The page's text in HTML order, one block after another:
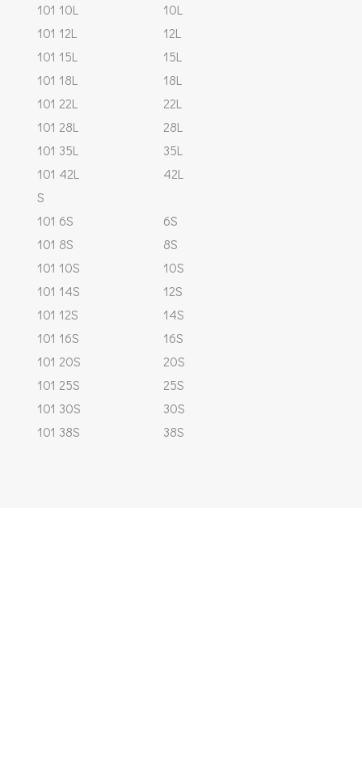
101 10L
10L
101 12L
12L
101 15L
15L
101 18L
18L
101 22L
22L
101 28L
28L
101 35L
35L
101 42L
42L
S
101 6S
6S
101 8S
8S
101 10S
10S
101 14S
12S
101 12S
14S
101 16S
16S
101 20S
20S
101 25S
25S
101 30S
30S
101 38S
38S